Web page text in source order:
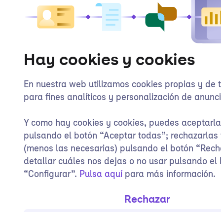
Hay cookies y cookies
En nuestra web utilizamos cookies propias y de
para fines analíticos y personalización de
Y como hay cookies y cookies, puedes
pulsando el botón “Aceptar todas”; rechazarlas
(menos las necesarias) pulsando el botón
detallar cuáles nos dejas o no usar pulsando el
“Configurar”. Pulsa aquí para más información.
Rechazar